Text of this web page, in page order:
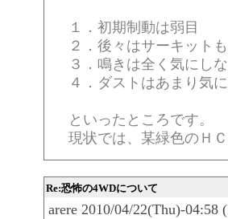
１．初期制動は弱目
２．後々はサーキット
３．鳴きは全く気に
４．ダストはあまり気
といったところです。
現状では、某緑色のＨ
Re:恐怖の4WDについて
arere 2010/04/22(Thu)-04:58